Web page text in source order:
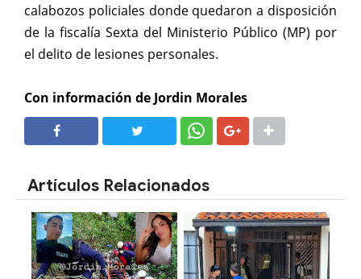
calabozos policiales donde quedaron a disposición
de la fiscalía Sexta del Ministerio Público (MP) por
el delito de lesiones personales.
Con información de Jordin Morales
Artículos Relacionados